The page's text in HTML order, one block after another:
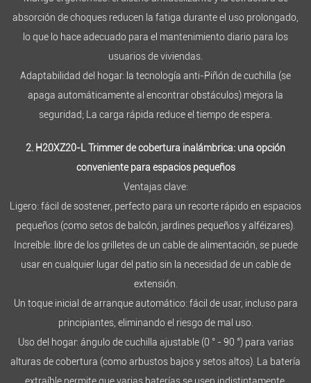
absorción de choques reducen la fatiga durante el uso prolongado,
lo que lo hace adecuado para el mantenimiento diario para los
usuarios de viviendas.
Adaptabilidad del hogar: la tecnología anti-Piñón de cuchilla (se
apaga automáticamente al encontrar obstáculos) mejora la
seguridad; La carga rápida reduce el tiempo de espera.
2. H20XZ20-L Trimmer de cobertura inalámbrica: una opción
conveniente para espacios pequeños
Ventajas clave:
Ligero: fácil de sostener, perfecto para un recorte rápido en espacios
pequeños (como setos de balcón, jardines pequeños y alféizares).
Increíble: libre de los grilletes de un cable de alimentación, se puede
usar en cualquier lugar del patio sin la necesidad de un cable de
extensión.
Un toque inicial de arranque automático: fácil de usar, incluso para
principiantes, eliminando el riesgo de mal uso.
Uso del hogar: ángulo de cuchilla ajustable (0 ° - 90 °) para varias
alturas de cobertura (como arbustos bajos y setos altos). La batería